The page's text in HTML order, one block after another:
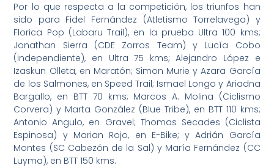
Por lo que respecta a la competición, los triunfos han
sido para Fidel Fernández (Atletismo Torrelavega) y
Florica Pop (Labaru Trail), en la prueba Ultra 100 kms;
Jonathan Sierra (CDE Zorros Team) y Lucía Cobo
(independiente), en Ultra 75 kms; Alejandro López e
Izaskun Olleta, en Maratón; Simon Murie y Azara García
de los Salmones, en Speed Trail; Ismael Longo y Ariadna
Bargallo, en BTT 70 kms; Marcos A. Molina (Ciclismo
Corvera) y Marta González (Blue Tribe), en BTT 110 kms;
Antonio Angulo, en Gravel; Thomas Secades (Ciclista
Espinosa) y Marian Rojo, en E-Bike; y Adrián García
Montes (SC Cabezón de la Sal) y María Fernández (CC
Luyma), en BTT 150 kms.